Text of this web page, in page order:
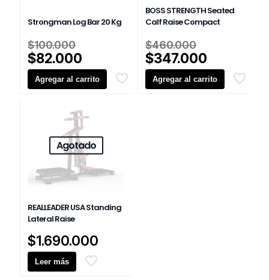
Strongman Log Bar 20 Kg
$100.000
precio
original
era:
$82.000
precio
actual
$82.000.
Agregar al carrito
BOSS STRENGTH Seated
Calf Raise Compact
$460.000
precio
original
era:
$347.000
precio
actual
Agregar al carrito
Agotado
REALLEADER USA Standing
Lateral Raise
$1.690.000
Leer más